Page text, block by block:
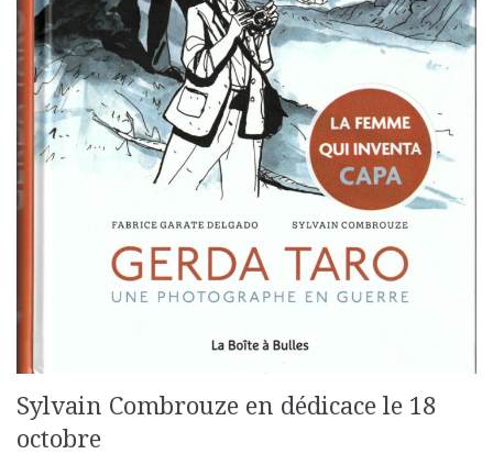
Sylvain Combrouze en dédicace le 18
octobre